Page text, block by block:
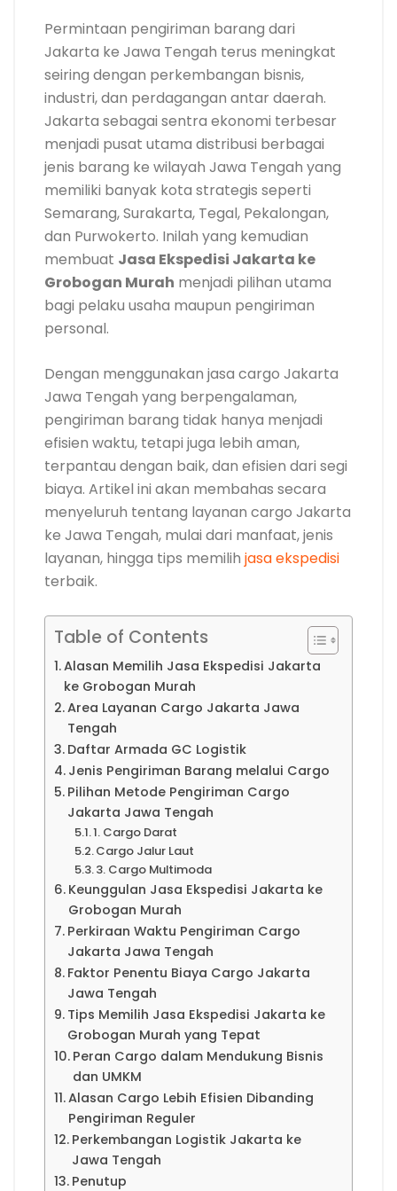
Permintaan pengiriman barang dari
Jakarta ke Jawa Tengah terus meningkat
seiring dengan perkembangan bisnis,
industri, dan perdagangan antar daerah.
Jakarta sebagai sentra ekonomi terbesar
menjadi pusat utama distribusi berbagai
jenis barang ke wilayah Jawa Tengah yang
memiliki banyak kota strategis seperti
Semarang, Surakarta, Tegal, Pekalongan,
dan Purwokerto. Inilah yang kemudian
membuat Jasa Ekspedisi Jakarta ke
Grobogan Murah menjadi pilihan utama
bagi pelaku usaha maupun pengiriman
personal.
Dengan menggunakan jasa cargo Jakarta
Jawa Tengah yang berpengalaman,
pengiriman barang tidak hanya menjadi
efisien waktu, tetapi juga lebih aman,
terpantau dengan baik, dan efisien dari segi
biaya. Artikel ini akan membahas secara
menyeluruh tentang layanan cargo Jakarta
ke Jawa Tengah, mulai dari manfaat, jenis
layanan, hingga tips memilih jasa ekspedisi
terbaik.
Table of Contents
Alasan Memilih Jasa Ekspedisi Jakarta
ke Grobogan Murah
Area Layanan Cargo Jakarta Jawa
Tengah
Daftar Armada GC Logistik
Jenis Pengiriman Barang melalui Cargo
Pilihan Metode Pengiriman Cargo
Jakarta Jawa Tengah
1. Cargo Darat
Cargo Jalur Laut
3. Cargo Multimoda
Keunggulan Jasa Ekspedisi Jakarta ke
Grobogan Murah
Perkiraan Waktu Pengiriman Cargo
Jakarta Jawa Tengah
Faktor Penentu Biaya Cargo Jakarta
Jawa Tengah
Tips Memilih Jasa Ekspedisi Jakarta ke
Grobogan Murah yang Tepat
Peran Cargo dalam Mendukung Bisnis
dan UMKM
Alasan Cargo Lebih Efisien Dibanding
Pengiriman Reguler
Perkembangan Logistik Jakarta ke
Jawa Tengah
Penutup